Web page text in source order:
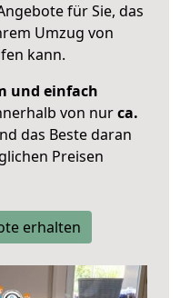
für Sie, das
Umzug von
kann.
und einfach
von nurca.
das Beste daran
Preisen
erhalten